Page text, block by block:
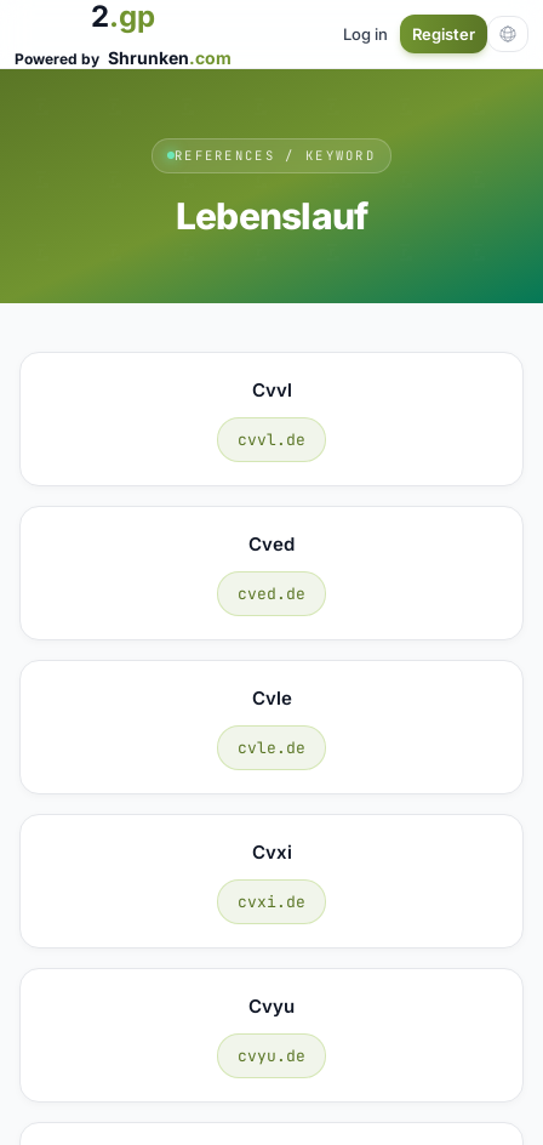
2.gp
Powered by Shrunken.com
Log in Register
REFERENCES / KEYWORD
Lebenslauf
Cvvl
cvvl.de
Cved
cved.de
Cvle
cvle.de
Cvxi
cvxi.de
Cvyu
cvyu.de